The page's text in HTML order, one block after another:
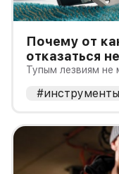
Почему от
отказаться
Тупым лезвиям не
#инструменты